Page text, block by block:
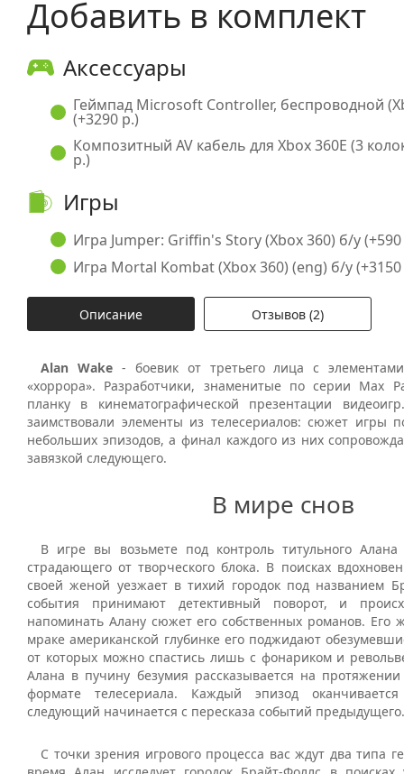
Добавить в комплект
Аксессуары
Геймпад Microsoft Controller, беспроводной
(+3290 р.)
Композитный AV кабель для Xbox 360E (3
р.)
Игры
Игра Jumper: Griffin's Story (Xbox 360) б/у
Игра Mortal Kombat (Xbox 360) (eng) б/у
Описание Отзывов (2)
Alan Wake - боевик от третьего лица с элементами
«хоррора». Разработчики, знаменитые по серии Max
планку в кинематографической презентации
заимствовали элементы из телесериалов: сюжет игры
небольших эпизодов, а финал каждого из них
завязкой следующего.
В мире снов
В игре вы возьмете под контроль титульного
страдающего от творческого блока. В поисках
своей женой уезжает в тихий городок под названием
события принимают детективный поворот, и
напоминать Алану сюжет его собственных романов. Его
мраке американской глубинке его поджидают
от которых можно спастись лишь с фонариком и
Алана в пучину безумия рассказывается на
формате телесериала. Каждый эпизод
следующий начинается с пересказа событий предыдущего.
С точки зрения игрового процесса вас ждут два типа